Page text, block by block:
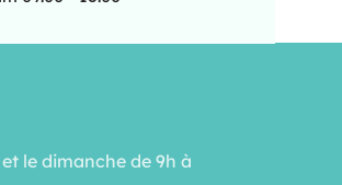
le dimanche de 9h à